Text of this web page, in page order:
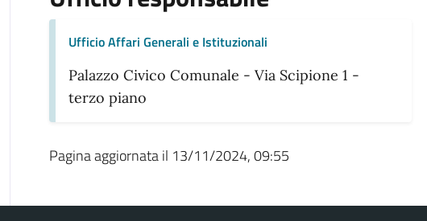
Ufficio Affari Generali e Istituzionali
Palazzo Civico Comunale - Via Scipione 1 -
terzo piano
Pagina aggiornata il 13/11/2024, 09:55